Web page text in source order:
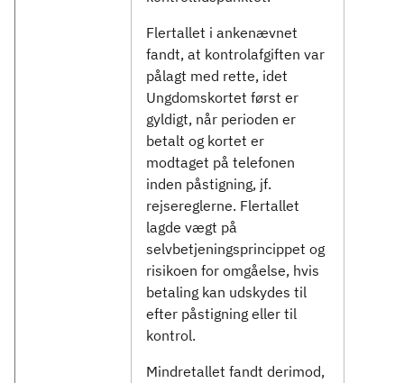
Flertallet i ankenævnet
fandt, at kontrolafgiften var
pålagt med rette, idet
Ungdomskortet først er
gyldigt, når perioden er
betalt og kortet er
modtaget på telefonen
inden påstigning, jf.
rejsereglerne. Flertallet
lagde vægt på
selvbetjeningsprincippet og
risikoen for omgåelse, hvis
betaling kan udskydes til
efter påstigning eller til
kontrol.
Mindretallet fandt derimod,